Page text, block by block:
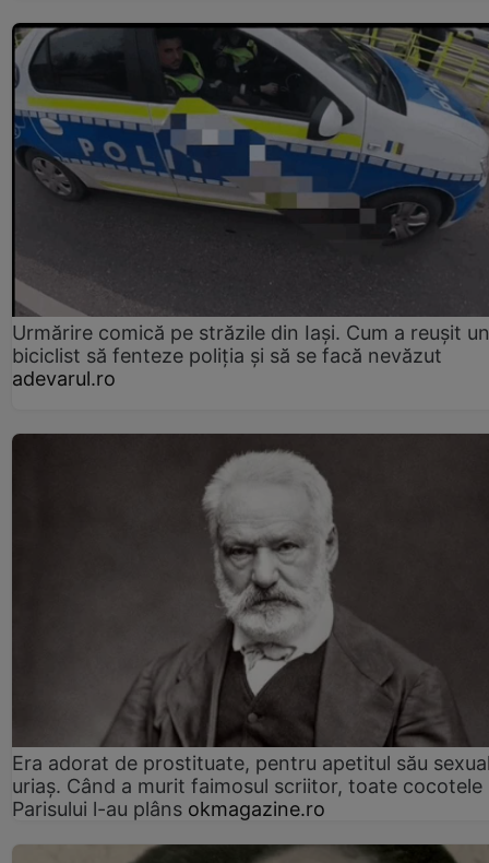
Urmărire comică pe străzile din Iași. Cum a reușit un
biciclist să fenteze poliția și să se facă nevăzut
adevarul.ro
Era adorat de prostituate, pentru apetitul său
uriaș. Când a murit faimosul scriitor, toate cocotele
Parisului l-au plâns okmagazine.ro